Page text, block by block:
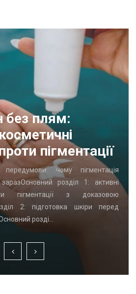
без плям:
пігментації
передумови: чому пігментація
розділ 1: активні
пігментації з доказовою
2: підготовка шкіри перед
розді…